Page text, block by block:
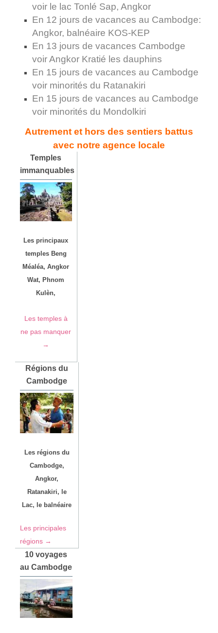
voir le lac Tonlé Sap, Angkor
En 12 jours de vacances au Cambodge:
Angkor, balnéaire KOS-KEP
En 13 jours de vacances Cambodge
voir Angkor Kratié les dauphins
En 15 jours de vacances au Cambodge
voir minorités du Ratanakiri
En 15 jours de vacances au Cambodge
voir minorités du Mondolkiri
Autrement et hors des sentiers battus
avec notre agence locale
Temples
immanquables
Les principaux
temples Beng
Méaléa, Angkor
Wat, Phnom
Kulèn,
Les temples à
ne pas manquer
→
Régions du
Cambodge
Les régions du
Cambodge,
Angkor,
Ratanakiri, le
Lac, le balnéaire
Les principales
régions →
10 voyages
au Cambodge